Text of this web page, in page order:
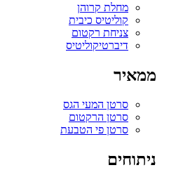
מחלת קרוהן
קוליטיס כיבית
צניחת רקטום
דיברטיקוליטיס
ממאיר
סרטן המעי הגס
סרטן הרקטום
סרטן פי הטבעת
ניתוחים